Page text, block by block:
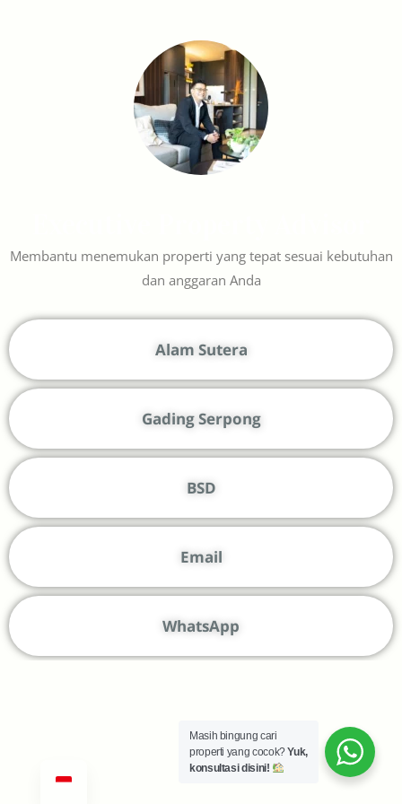
Membantu menemukan properti yang tepat sesuai kebutuhan
dan anggaran Anda
Alam Sutera
Gading Serpong
BSD
Email
WhatsApp
Masih bingung cari
properti yang cocok?Yuk,
konsultasi disini!